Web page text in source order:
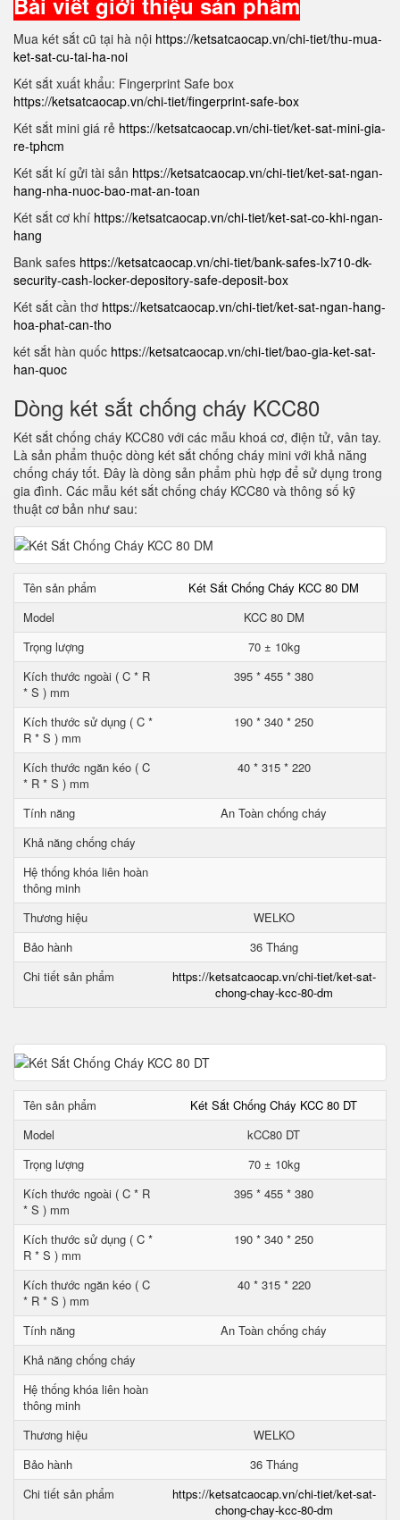
Mua két sắt cũ tại hà nội https://ketsatcaocap.vn/chi-tiet/thu-mua-
ket-sat-cu-tai-ha-noi
Két sắt xuất khẩu: Fingerprint Safe box
https://ketsatcaocap.vn/chi-tiet/fingerprint-safe-box
Két sắt mini giá rẻ https://ketsatcaocap.vn/chi-tiet/ket-sat-mini-gia-
re-tphcm
Két sắt kí gửi tài sản https://ketsatcaocap.vn/chi-tiet/ket-sat-ngan-
hang-nha-nuoc-bao-mat-an-toan
Két sắt cơ khí https://ketsatcaocap.vn/chi-tiet/ket-sat-co-khi-ngan-
hang
Bank safes https://ketsatcaocap.vn/chi-tiet/bank-safes-lx710-dk-
security-cash-locker-depository-safe-deposit-box
Két sắt cần thơ https://ketsatcaocap.vn/chi-tiet/ket-sat-ngan-hang-
hoa-phat-can-tho
két sắt hàn quốc https://ketsatcaocap.vn/chi-tiet/bao-gia-ket-sat-
han-quoc
Dòng két sắt chống cháy KCC80
Két sắt chống cháy KCC80 với các mẫu khoá cơ, điện tử, vân tay.
Là sản phẩm thuộc dòng két sắt chống cháy mini với khả năng
chống cháy tốt. Đây là dòng sản phẩm phù hợp để sử dụng trong
gia đình. Các mẫu két sắt chống cháy KCC80 và thông số kỹ
thuật cơ bản như sau:
Tên sản phẩm
Két Sắt Chống Cháy KCC 80 DM
Model
KCC 80 DM
Trọng lượng
70 ± 10kg
Kích thước ngoài ( C * R
* S ) mm
395 * 455 * 380
Kích thước sử dụng ( C *
R * S ) mm
190 * 340 * 250
Kích thước ngăn kéo ( C
* R * S ) mm
40 * 315 * 220
Tính năng
An Toàn chống cháy
Khả năng chống cháy
Hệ thống khóa liên hoàn
thông minh
Thương hiệu
WELKO
Bảo hành
36 Tháng
Chi tiết sản phẩm
https://ketsatcaocap.vn/chi-tiet/ket-sat-
chong-chay-kcc-80-dm
Tên sản phẩm
Két Sắt Chống Cháy KCC 80 DT
Model
kCC80 DT
Trọng lượng
70 ± 10kg
Kích thước ngoài ( C * R
* S ) mm
395 * 455 * 380
Kích thước sử dụng ( C *
R * S ) mm
190 * 340 * 250
Kích thước ngăn kéo ( C
* R * S ) mm
40 * 315 * 220
Tính năng
An Toàn chống cháy
Khả năng chống cháy
Hệ thống khóa liên hoàn
thông minh
Thương hiệu
WELKO
Bảo hành
36 Tháng
Chi tiết sản phẩm
https://ketsatcaocap.vn/chi-tiet/ket-sat-
chong-chay-kcc-80-dm